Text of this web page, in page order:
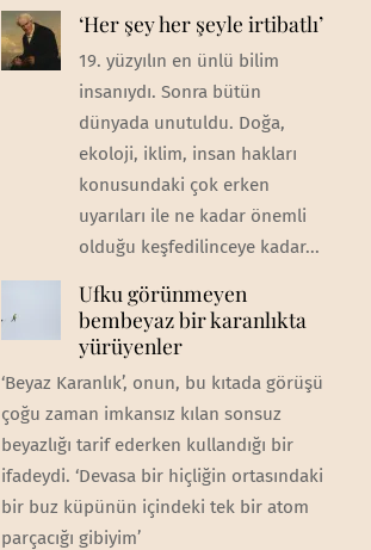
‘Her şey her şeyle irtibatlı’
19. yüzyılın en ünlü bilim
insanıydı. Sonra bütün
dünyada unutuldu. Doğa,
ekoloji, iklim, insan hakları
konusundaki çok erken
uyarıları ile ne kadar önemli
olduğu keşfedilinceye kadar...
Ufku görünmeyen
bembeyaz bir karanlıkta
yürüyenler
‘Beyaz Karanlık’, onun, bu kıtada görüşü
çoğu zaman imkansız kılan sonsuz
beyazlığı tarif ederken kullandığı bir
ifadeydi. ‘Devasa bir hiçliğin ortasındaki
bir buz küpünün içindeki tek bir atom
parçacığı gibiyim’